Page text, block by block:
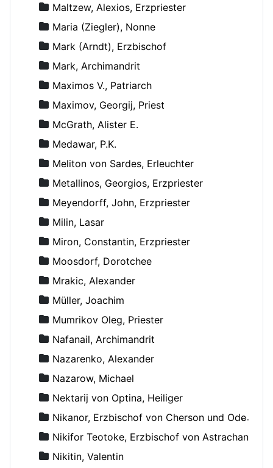
Maltzew, Alexios, Erzpriester
Maria (Ziegler), Nonne
Mark (Arndt), Erzbischof
Mark, Archimandrit
Maximos V., Patriarch
Maximov, Georgij, Priest
McGrath, Alister E.
Medawar, P.K.
Meliton von Sardes, Erleuchter
Metallinos, Georgios, Erzpriester
Meyendorff, John, Erzpriester
Milin, Lasar
Miron, Constantin, Erzpriester
Moosdorf, Dorotchee
Mrakic, Alexander
Müller, Joachim
Mumrikov Oleg, Priester
Nafanail, Archimandrit
Nazarenko, Alexander
Nazarow, Michael
Nektarij von Optina, Heiliger
Nikanor, Erzbischof von Cherson und Odessa
Nikifor Teotoke, Erzbischof von Astrachan
Nikitin, Valentin